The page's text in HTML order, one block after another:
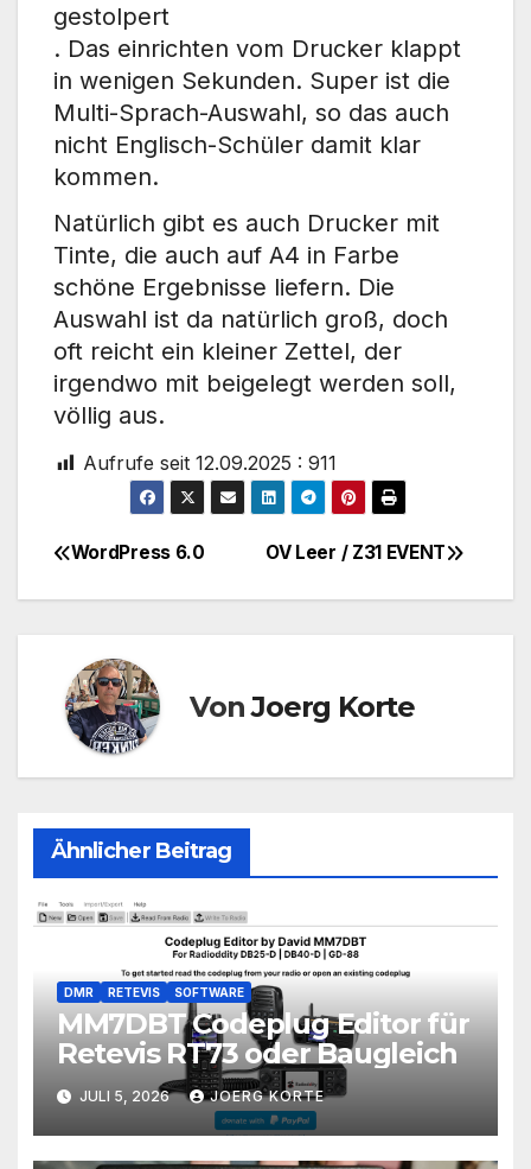
gestolpert
. Das einrichten vom Drucker klappt
in wenigen Sekunden. Super ist die
Multi-Sprach-Auswahl, so das auch
nicht Englisch-Schüler damit klar
kommen.
Natürlich gibt es auch Drucker mit
Tinte, die auch auf A4 in Farbe
schöne Ergebnisse liefern. Die
Auswahl ist da natürlich groß, doch
oft reicht ein kleiner Zettel, der
irgendwo mit beigelegt werden soll,
völlig aus.
Aufrufe seit 12.09.2025 : 911
Beitragsnavigation
OV Leer / Z31 EVENT
WordPress 6.0
VonJoerg Korte
Ähnlicher Beitrag
DMR RETEVIS SOFTWARE
MM7DBT Codeplug Editor für
Retevis RT73 oder Baugleich
JULI 5, 2026 JOERG KORTE